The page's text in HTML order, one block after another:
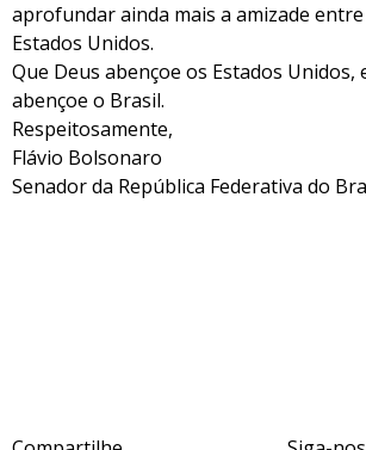
aprofundar ainda mais a amizade
Estados Unidos.
Que Deus abençoe os Estados Unidos,
abençoe o Brasil.
Respeitosamente,
Flávio Bolsonaro
Senador da República Federativa do